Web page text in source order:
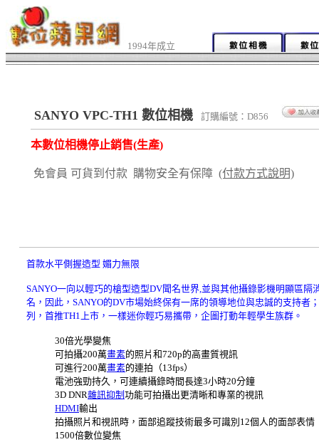
1994年成立
SANYO VPC-TH1 數位相機 訂購編號：D856
本數位相機停止銷售(生產)
免會員 可貨到付款 購物安全有保障 (付款方式說明)
首款水平側握造型 媚力無限
SANYO一向以輕巧的槍型造型DV聞名世界,並與其他攝錄影機明顯區
名，因此，SANYO的DV市場始終保有一席的領導地位與忠誠的支持
列，首推TH1上市，一樣迷你輕巧易攜帶，企圖打動年輕學生族群。
30倍光學變焦
可拍攝200萬畫素的照片和720p的高畫質視訊
可進行200萬畫素的連拍（13fps）
電池強勁持久，可連續攝錄時間長達3小時20分鐘
3D DNR雜訊抑制 功能可拍攝出更清晰和專業的視訊
HDMI輸出
拍攝照片和視訊時，面部追蹤技術最多可識別12個人的面部表情
1500倍數位變焦